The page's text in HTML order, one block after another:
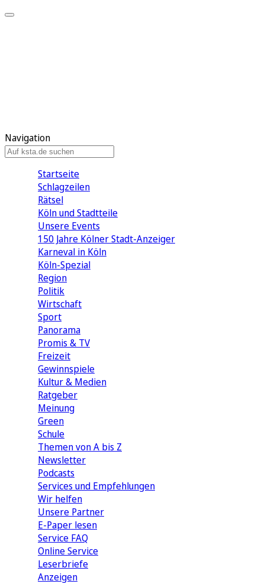
Navigation
Startseite
Schlagzeilen
Rätsel
Köln und Stadtteile
Unsere Events
150 Jahre Kölner Stadt-Anzeiger
Karneval in Köln
Köln-Spezial
Region
Politik
Wirtschaft
Sport
Panorama
Promis & TV
Freizeit
Gewinnspiele
Kultur & Medien
Ratgeber
Meinung
Green
Schule
Themen von A bis Z
Newsletter
Podcasts
Services und Empfehlungen
Wir helfen
Unsere Partner
E-Paper lesen
Service FAQ
Online Service
Leserbriefe
Anzeigen